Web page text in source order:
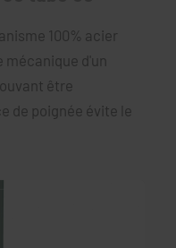
100% acier
mécanique d'un
être
de poignée évite le